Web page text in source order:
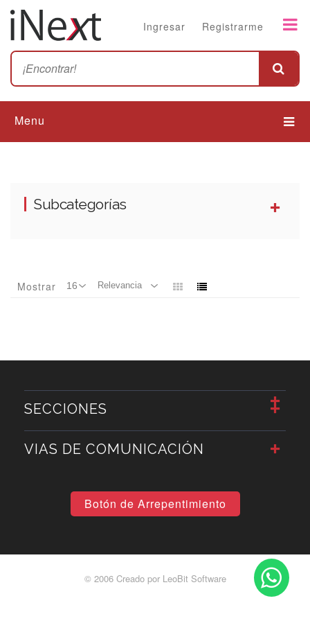
Ingresar Registrarme
Menu
Subcategorías
Mostrar
SECCIONES
VIAS DE COMUNICACIÓN
Botón de Arrepentimiento
© 2006 Creado por LeoBit Software